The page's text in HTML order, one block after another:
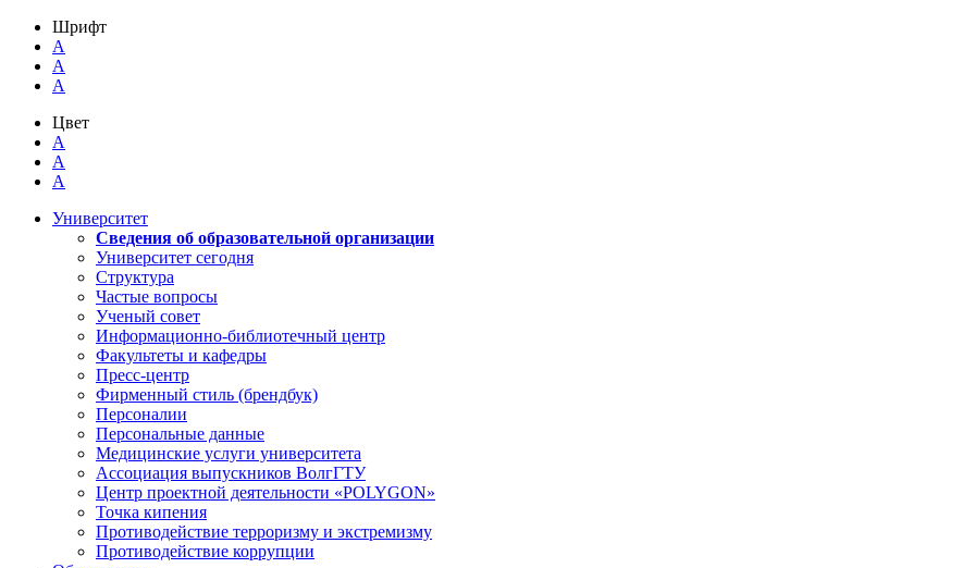
Шрифт
A
A
A
Цвет
A
A
A
Университет
Сведения об образовательной организации
Университет сегодня
Структура
Частые вопросы
Ученый совет
Информационно-библиотечный центр
Факультеты и кафедры
Пресс-центр
Фирменный стиль (брендбук)
Персоналии
Персональные данные
Медицинские услуги университета
Ассоциация выпускников ВолгГТУ
Центр проектной деятельности «POLYGON»
Точка кипения
Противодействие терроризму и экстремизму
Противодействие коррупции